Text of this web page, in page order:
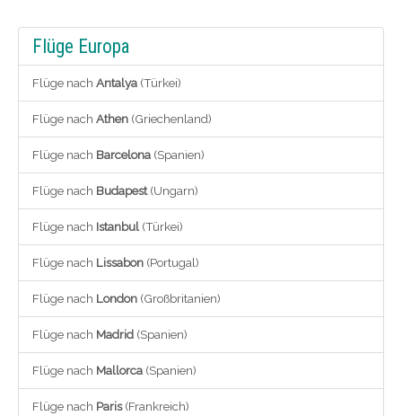
Flüge Europa
Flüge nach Antalya (Türkei)
Flüge nach Athen (Griechenland)
Flüge nach Barcelona (Spanien)
Flüge nach Budapest(Ungarn)
Flüge nach Istanbul (Türkei)
Flüge nach Lissabon (Portugal)
Flüge nach London (Großbritanien)
Flüge nach Madrid (Spanien)
Flüge nach Mallorca (Spanien)
Flüge nach Paris(Frankreich)